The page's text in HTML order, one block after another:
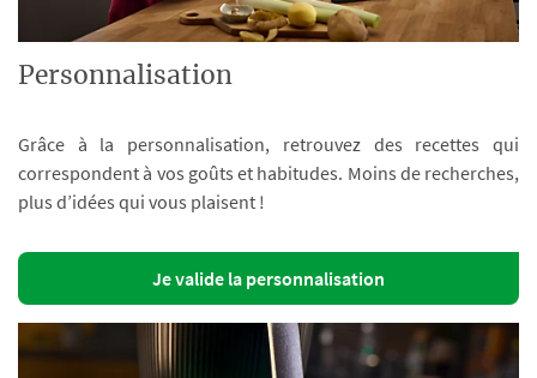
Personnalisation
Grâce à la personnalisation, retrouvez des recettes qui
correspondent à vos goûts et habitudes. Moins de recherches,
plus d’idées qui vous plaisent !
Je valide la personnalisation